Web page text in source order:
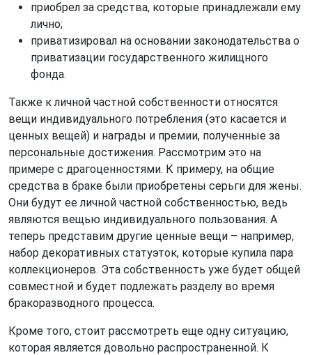
приобрел за средства, которые принадлежали ему
лично;
приватизировал на основании законодательства о
приватизации государственного жилищного
фонда.
Также к личной частной собственности относятся
вещи индивидуального потребления (это касается и
ценных вещей) и награды и премии, полученные за
персональные достижения. Рассмотрим это на
примере с драгоценностями. К примеру, на общие
средства в браке были приобретены серьги для жены.
Они будут ее личной частной собственностью, ведь
являются вещью индивидуального пользования. А
теперь представим другие ценные вещи – например,
набор декоративных статуэток, которые купила пара
коллекционеров. Эта собственность уже будет общей
совместной и будет подлежать разделу во время
бракоразводного процесса.
Кроме того, стоит рассмотреть еще одну ситуацию,
которая является довольно распространенной. К